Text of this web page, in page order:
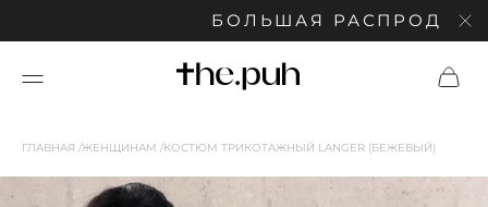
БОЛЬШАЯ РАСПРОДАЖА:
ГЛАВНАЯ ЖЕНЩИНАМ КОСТЮМ ТРИКОТАЖНЫЙ LANGER (БЕЖЕВЫЙ)